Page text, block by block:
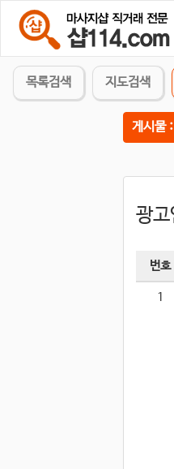
목록검색 지도검색
게시물
광고
번호
1